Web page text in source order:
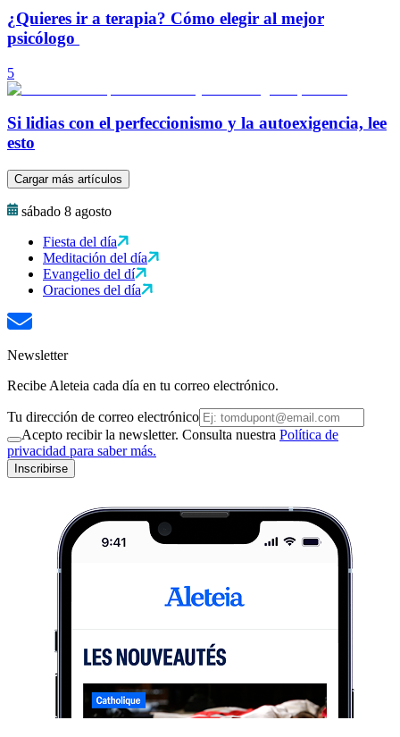
¿Quieres ir a terapia? Cómo elegir al mejor
psicólogo
5
Si lidias con el perfeccionismo y la autoexigencia, lee
esto
Cargar más artículos
sábado 8 agosto
Fiesta del día
Meditación del día
Evangelio del dí
Oraciones del día
Newsletter
Recibe Aleteia cada día en tu correo electrónico.
Tu dirección de correo electrónico
Acepto recibir la newsletter. Consulta nuestra Política de
privacidad para saber más.
Inscribirse